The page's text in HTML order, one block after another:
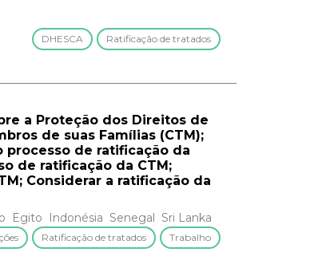
DHESCA Ratificação de tratados
a Proteção dos Direitos de
de suas Famílias (CTM);
processo de ratificação da
de ratificação da CTM;
Considerar a ratificação da
Egito Indonésia Senegal Sri Lanka
Ratificação de tratados Trabalho